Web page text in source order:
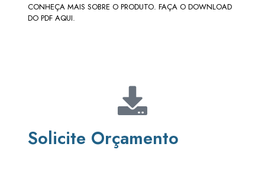
CONHEÇA MAIS SOBRE O PRODUTO. FAÇA O DOWNLOAD
DO PDF AQUI.
Solicite Orçamento